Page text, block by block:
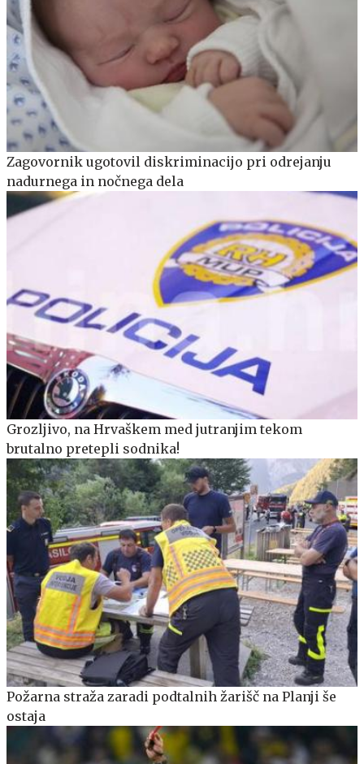
Zagovornik ugotovil diskriminacijo pri odrejanju
nadurnega in nočnega dela
Grozljivo, na Hrvaškem med jutranjim tekom
brutalno pretepli sodnika!
Požarna straža zaradi podtalnih žarišč na Planji še
ostaja